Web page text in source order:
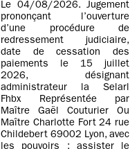
Le 04/08/2026. Jugement
prononçant l’ouverture
d’une procédure de
redressement judiciaire,
date de cessation des
paiements le 15 juillet
2026, désignant
administrateur la Selarl
Fhbx Représentée par
Maître Gaël Couturier Ou
Maître Charlotte Fort 24 rue
Childebert 69002 Lyon, avec